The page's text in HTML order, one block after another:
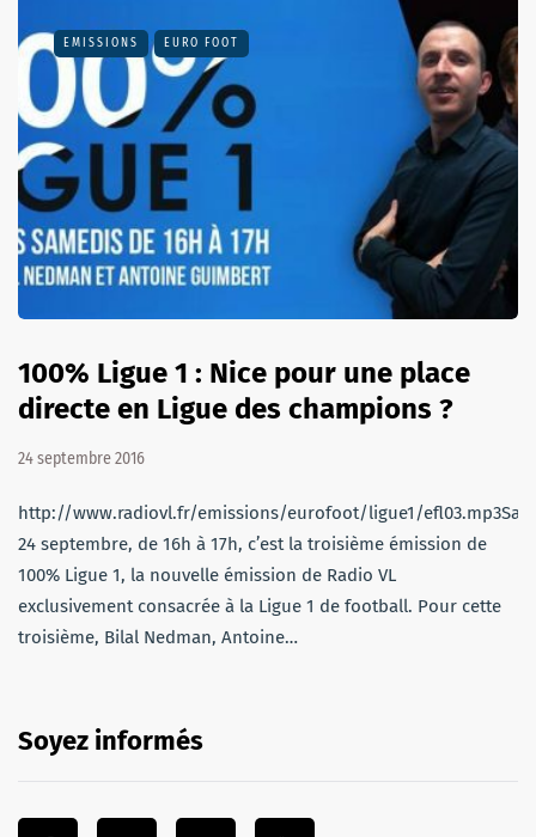
EMISSIONS EURO FOOT
100% Ligue 1 : Nice pour une place
directe en Ligue des champions ?
24 septembre 2016
http://www.radiovl.fr/emissions/eurofoot/ligue1/
24 septembre, de 16h à 17h, c’est la troisième émission de
100% Ligue 1, la nouvelle émission de Radio VL
exclusivement consacrée à la Ligue 1 de football. Pour cette
troisième, Bilal Nedman, Antoine…
Soyez informés